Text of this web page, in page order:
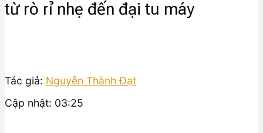
từ rò rỉ nhẹ đến đại tu máy
Tác giả: Nguyễn Thành Đạt
Cập nhật: 03:25